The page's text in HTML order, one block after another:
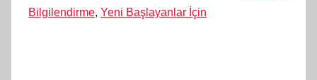
Bilgilendirme, Yeni Başlayanlar İçin